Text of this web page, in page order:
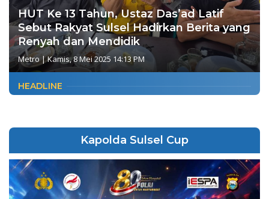
HUT Ke 13 Tahun, Ustaz Das’ad Latif
Sebut Rakyat Sulsel Hadirkan Berita yang
Renyah dan Mendidik
Metro|Kamis, 8 Mei 2025 14:13 PM
HEADLINE
Kapolda Sulsel Cup